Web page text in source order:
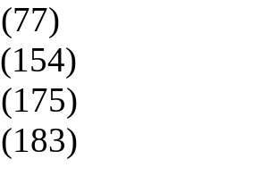
(77)
(154)
(175)
(183)